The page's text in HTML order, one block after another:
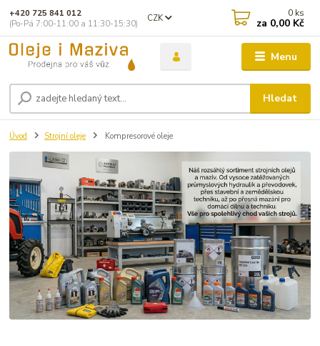
Menu
CZK
Hledat
+420 725 841 012
(Po-Pá 7:00-11:00 a 11:30-15:30)
0 ks
za 0,00 Kč
Úvod Strojní oleje Kompresorové oleje